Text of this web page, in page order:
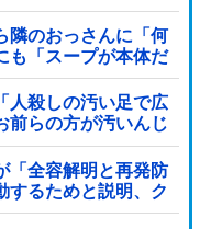
隣のおっさんに「何
「スープが本体だ
、塩分過剰だし味の
人殺しの汚い足で広
らの方が汚いんじ
「全容解明と再発防
るためと説明、ク